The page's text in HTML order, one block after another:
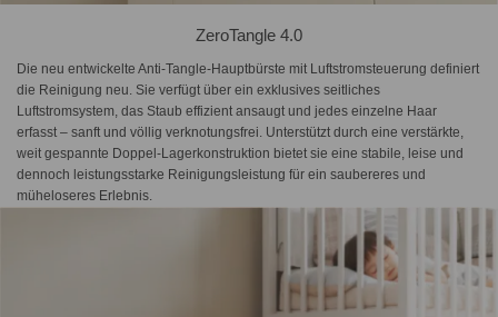
ZeroTangle 4.0
Die neu entwickelte Anti-Tangle-Hauptbürste mit Luftstromsteuerung definiert
die Reinigung neu. Sie verfügt über ein exklusives seitliches
Luftstromsystem, das Staub effizient ansaugt und jedes einzelne Haar
erfasst – sanft und völlig verknotungsfrei. Unterstützt durch eine verstärkte,
weit gespannte Doppel-Lagerkonstruktion bietet sie eine stabile, leise und
dennoch leistungsstarke Reinigungsleistung für ein saubereres und
müheloseres Erlebnis.